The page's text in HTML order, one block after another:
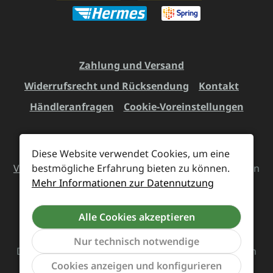
Zahlung und Versand
Widerrufsrecht und Rücksendung
Kontakt
Händleranfragen
Cookie-Voreinstellungen
Alle Preise inkl. gesetzl. Mehrwertsteuer zzgl.
Versandkostenund ggf. Nachnahmegebühren, wenn
nicht anders angegeben.
Vertrag widerrufen
Das Team von Supreme Chaos Records rockt diesen
Laden für euch.
Diese Website verwendet Cookies, um eine
bestmögliche Erfahrung bieten zu können.
Mehr Informationen zur Datennutzung
Alle Cookies akzeptieren
Nur technisch notwendige
Cookies anzeigen und konfigurieren